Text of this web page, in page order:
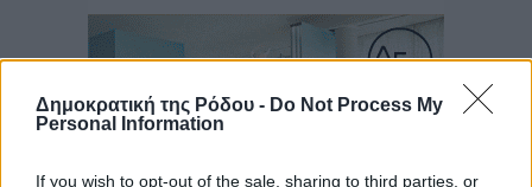
Δημοκρατική της Ρόδου - Do Not Process My
Personal Information
If you wish to opt-out of the sale, sharing to third parties, or